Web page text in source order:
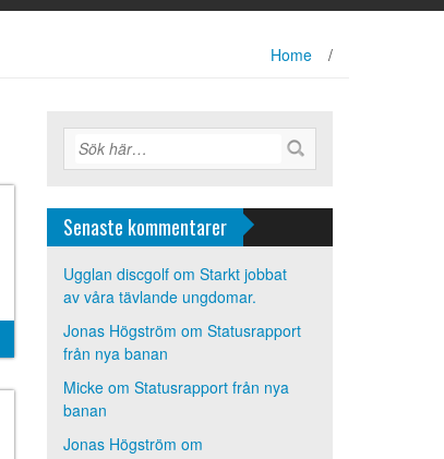
Home /
Senaste kommentarer
Ugglan discgolfom Starkt jobbat
av våra tävlande ungdomar.
Jonas Högström om Statusrapport
från nya banan
Mickeom Statusrapport från nya
banan
Jonas Högström om